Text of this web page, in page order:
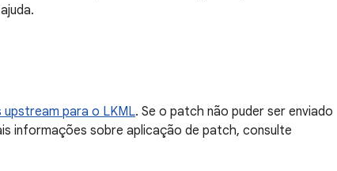
upstream para o LKML. Se o patch não puder ser enviado
informações sobre aplicação de patch, consulte